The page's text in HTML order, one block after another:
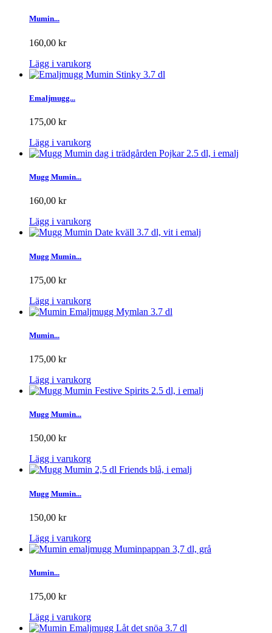
Mumin...
160,00 kr
Lägg i varukorg
Emaljmugg...
175,00 kr
Lägg i varukorg
Mugg Mumin...
160,00 kr
Lägg i varukorg
Mugg Mumin...
175,00 kr
Lägg i varukorg
Mumin...
175,00 kr
Lägg i varukorg
Mugg Mumin...
150,00 kr
Lägg i varukorg
Mugg Mumin...
150,00 kr
Lägg i varukorg
Mumin...
175,00 kr
Lägg i varukorg